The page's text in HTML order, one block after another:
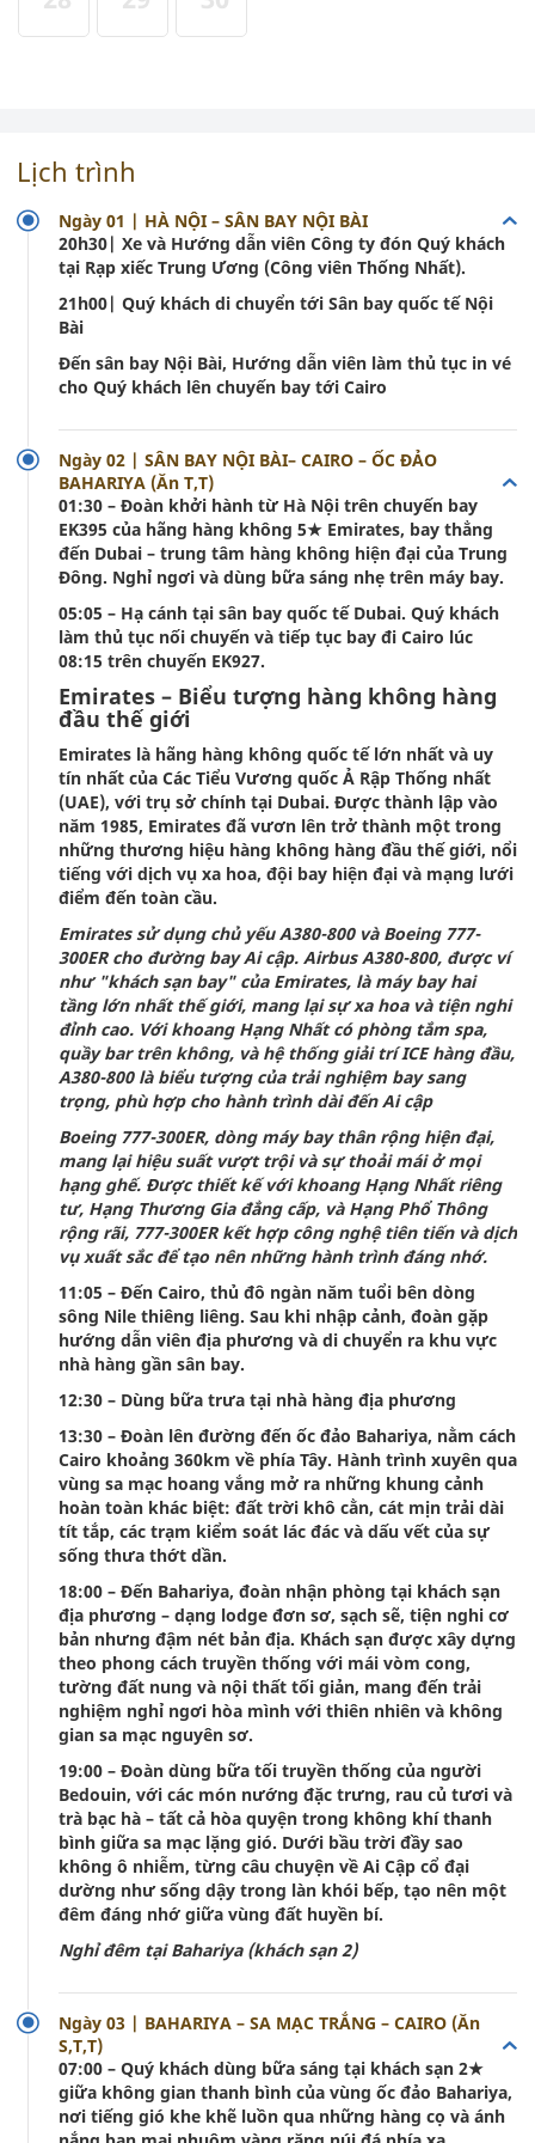
Lịch trình
Ngày 01 | HÀ NỘI – SÂN BAY NỘI BÀI
20h30| Xe và Hướng dẫn viên Công ty đón Quý khách
tại Rạp xiếc Trung Ương (Công viên Thống Nhất).
21h00| Quý khách di chuyển tới Sân bay quốc tế Nội
Bài
Đến sân bay Nội Bài, Hướng dẫn viên làm thủ tục in vé
cho Quý khách lên chuyến bay tới Cairo
Ngày 02 | SÂN BAY NỘI BÀI– CAIRO – ỐC ĐẢO
BAHARIYA (Ăn T,T)
01:30 – Đoàn khởi hành từ Hà Nội trên chuyến bay
EK395 của hãng hàng không 5★ Emirates, bay thẳng
đến Dubai – trung tâm hàng không hiện đại của Trung
Đông. Nghỉ ngơi và dùng bữa sáng nhẹ trên máy bay.
05:05 – Hạ cánh tại sân bay quốc tế Dubai. Quý khách
làm thủ tục nối chuyến và tiếp tục bay đi Cairo lúc
08:15 trên chuyến EK927.
Emirates – Biểu tượng hàng không hàng
đầu thế giới
Emirates là hãng hàng không quốc tế lớn nhất và uy
tín nhất của Các Tiểu Vương quốc Ả Rập Thống nhất
(UAE), với trụ sở chính tại Dubai. Được thành lập vào
năm 1985, Emirates đã vươn lên trở thành một trong
những thương hiệu hàng không hàng đầu thế giới, nổi
tiếng với dịch vụ xa hoa, đội bay hiện đại và mạng lưới
điểm đến toàn cầu.
Emirates sử dụng chủ yếu A380-800 và Boeing 777-
300ER cho đường bay Ai cập. Airbus A380-800, được ví
như "khách sạn bay" của Emirates, là máy bay hai
tầng lớn nhất thế giới, mang lại sự xa hoa và tiện nghi
đỉnh cao. Với khoang Hạng Nhất có phòng tắm spa,
quầy bar trên không, và hệ thống giải trí ICE hàng đầu,
A380-800 là biểu tượng của trải nghiệm bay sang
trọng, phù hợp cho hành trình dài đến Ai cập
Boeing 777-300ER, dòng máy bay thân rộng hiện đại,
mang lại hiệu suất vượt trội và sự thoải mái ở mọi
hạng ghế. Được thiết kế với khoang Hạng Nhất riêng
tư, Hạng Thương Gia đẳng cấp, và Hạng Phổ Thông
rộng rãi, 777-300ER kết hợp công nghệ tiên tiến và dịch
vụ xuất sắc để tạo nên những hành trình đáng nhớ.
11:05 – Đến Cairo, thủ đô ngàn năm tuổi bên dòng
sông Nile thiêng liêng. Sau khi nhập cảnh, đoàn gặp
hướng dẫn viên địa phương và di chuyển ra khu vực
nhà hàng gần sân bay.
12:30 – Dùng bữa trưa tại nhà hàng địa phương
13:30 – Đoàn lên đường đến ốc đảo Bahariya, nằm cách
Cairo khoảng 360km về phía Tây. Hành trình xuyên qua
vùng sa mạc hoang vắng mở ra những khung cảnh
hoàn toàn khác biệt: đất trời khô cằn, cát mịn trải dài
tít tắp, các trạm kiểm soát lác đác và dấu vết của sự
sống thưa thớt dần.
18:00 – Đến Bahariya, đoàn nhận phòng tại khách sạn
địa phương – dạng lodge đơn sơ, sạch sẽ, tiện nghi cơ
bản nhưng đậm nét bản địa. Khách sạn được xây dựng
theo phong cách truyền thống với mái vòm cong,
tường đất nung và nội thất tối giản, mang đến trải
nghiệm nghỉ ngơi hòa mình với thiên nhiên và không
gian sa mạc nguyên sơ.
19:00 – Đoàn dùng bữa tối truyền thống của người
Bedouin, với các món nướng đặc trưng, rau củ tươi và
trà bạc hà – tất cả hòa quyện trong không khí thanh
bình giữa sa mạc lặng gió. Dưới bầu trời đầy sao
không ô nhiễm, từng câu chuyện về Ai Cập cổ đại
dường như sống dậy trong làn khói bếp, tạo nên một
đêm đáng nhớ giữa vùng đất huyền bí.
Nghỉ đêm tại Bahariya (khách sạn 2)
Ngày 03 | BAHARIYA – SA MẠC TRẮNG – CAIRO (Ăn
S,T,T)
07:00 – Quý khách dùng bữa sáng tại khách sạn 2★
giữa không gian thanh bình của vùng ốc đảo Bahariya,
nơi tiếng gió khe khẽ luồn qua những hàng cọ và ánh